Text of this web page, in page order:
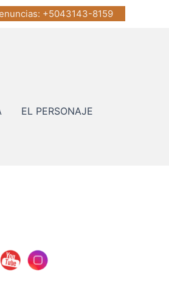
: +5043143-8159
EL PERSONAJE